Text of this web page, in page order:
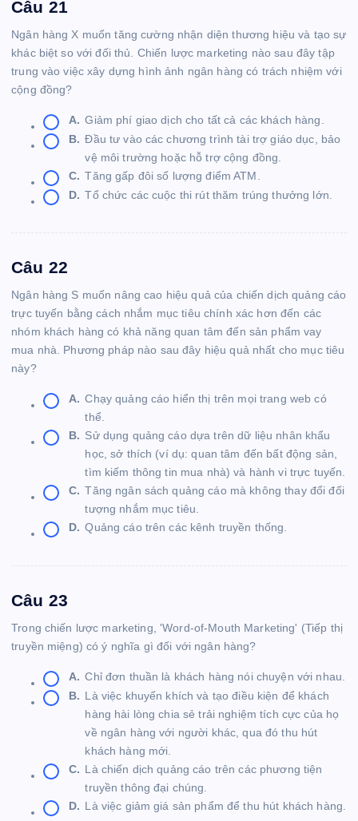
Câu 21
Ngân hàng X muốn tăng cường nhận diện thương hiệu và tạo sự
khác biệt so với đối thủ. Chiến lược marketing nào sau đây tập
trung vào việc xây dựng hình ảnh ngân hàng có trách nhiệm với
cộng đồng?
A. Giảm phí giao dịch cho tất cả các khách hàng.
B. Đầu tư vào các chương trình tài trợ giáo dục, bảo
vệ môi trường hoặc hỗ trợ cộng đồng.
C. Tăng gấp đôi số lượng điểm ATM.
D. Tổ chức các cuộc thi rút thăm trúng thưởng lớn.
Câu 22
Ngân hàng S muốn nâng cao hiệu quả của chiến dịch quảng cáo
trực tuyến bằng cách nhắm mục tiêu chính xác hơn đến các
nhóm khách hàng có khả năng quan tâm đến sản phẩm vay
mua nhà. Phương pháp nào sau đây hiệu quả nhất cho mục tiêu
này?
A. Chạy quảng cáo hiển thị trên mọi trang web có
thể.
B. Sử dụng quảng cáo dựa trên dữ liệu nhân khẩu
học, sở thích (ví dụ: quan tâm đến bất động sản,
tìm kiếm thông tin mua nhà) và hành vi trực tuyến.
C. Tăng ngân sách quảng cáo mà không thay đổi đối
tượng nhắm mục tiêu.
D. Quảng cáo trên các kênh truyền thống.
Câu 23
Trong chiến lược marketing, 'Word-of-Mouth Marketing' (Tiếp thị
truyền miệng) có ý nghĩa gì đối với ngân hàng?
A. Chỉ đơn thuần là khách hàng nói chuyện với nhau.
B. Là việc khuyến khích và tạo điều kiện để khách
hàng hài lòng chia sẻ trải nghiệm tích cực của họ
về ngân hàng với người khác, qua đó thu hút
khách hàng mới.
C. Là chiến dịch quảng cáo trên các phương tiện
truyền thông đại chúng.
D. Là việc giảm giá sản phẩm để thu hút khách hàng.